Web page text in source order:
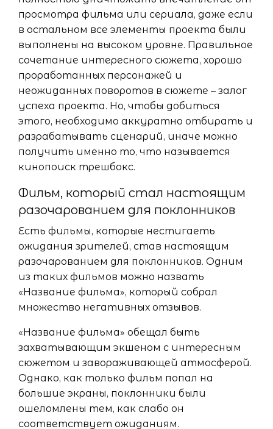
просмотра фильма или сериала, даже если
в остальном все элементы проекта были
выполнены на высоком уровне. Правильное
сочетание интересного сюжета, хорошо
проработанных персонажей и
неожиданных поворотов в сюжете – залог
успеха проекта. Но, чтобы добиться
этого, необходимо аккуратно отбирать и
разрабатывать сценарий, иначе можно
получить именно то, что называется
кинопоиск трешбокс.
Фильм, который стал настоящим
разочарованием для поклонников
Есть фильмы, которые нестигаеть
ожидания зрителей, став настоящим
разочарованием для поклонников. Одним
из таких фильмов можно назвать
«Название фильма», который собрал
множество негативных отзывов.
«Название фильма» обещал быть
захватывающим экшеном с интересным
сюжетом и завораживающей атмосферой.
Однако, как только фильм попал на
большие экраны, поклонники были
ошеломлены тем, как слабо он
соответствует ожиданиям.